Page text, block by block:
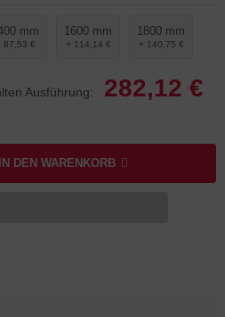
mm
87,53 €
1600 mm
+ 114,14 €
1800 mm
+ 140,75 €
Ausführung: 282,12 €
IN DEN WARENKORB